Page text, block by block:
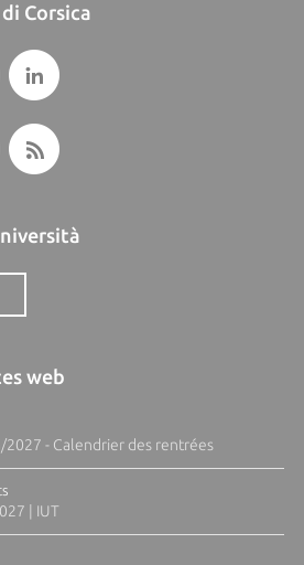
Corsica
web
- Calendrier des rentrées
| IUT